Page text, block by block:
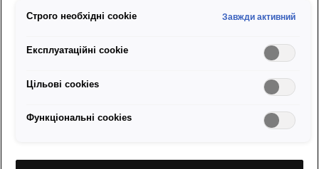
Строго необхідні cookie Завжди активний
Експлуатаційні cookie
Цільові сookies
Функціональні cookies